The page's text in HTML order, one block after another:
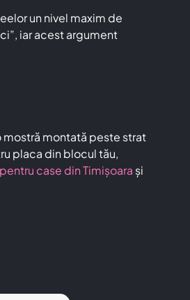
un nivel maxim de
iar acest argument
mostră montată peste strat
placa din blocul tău,
case din Timișoara și